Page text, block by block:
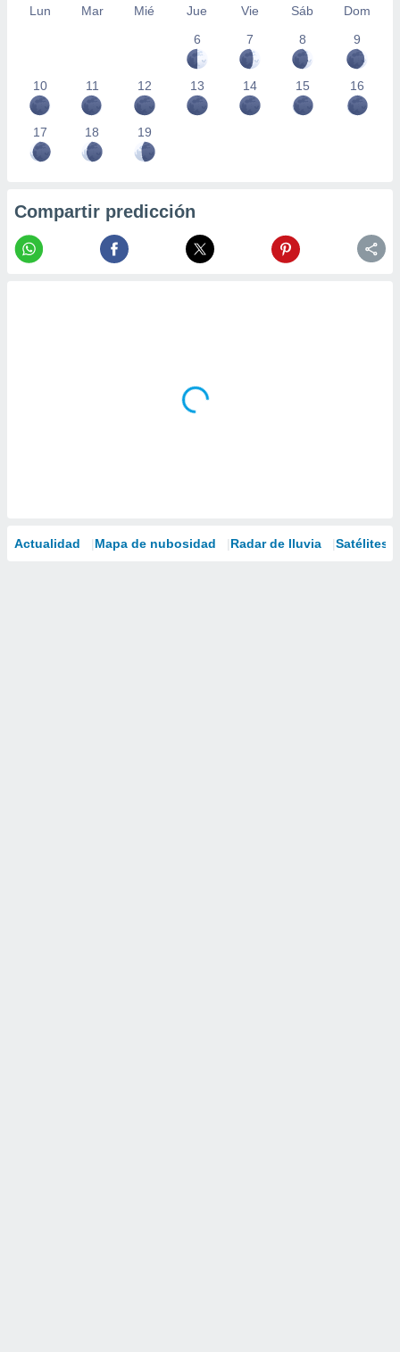
Lun Mar Mié Jue Vie Sáb
Dom
6
7 8 9
10 11 12 13 14 15 16
17 18 19
Compartir predicción
Actualidad Mapa de nubosidad Radar de lluvia Satélites